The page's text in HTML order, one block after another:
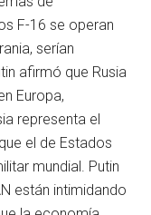
F-16 se operan
serían
afirmó que Rusia
Europa,
representa el
el de Estados
mundial. Putin
están intimidando